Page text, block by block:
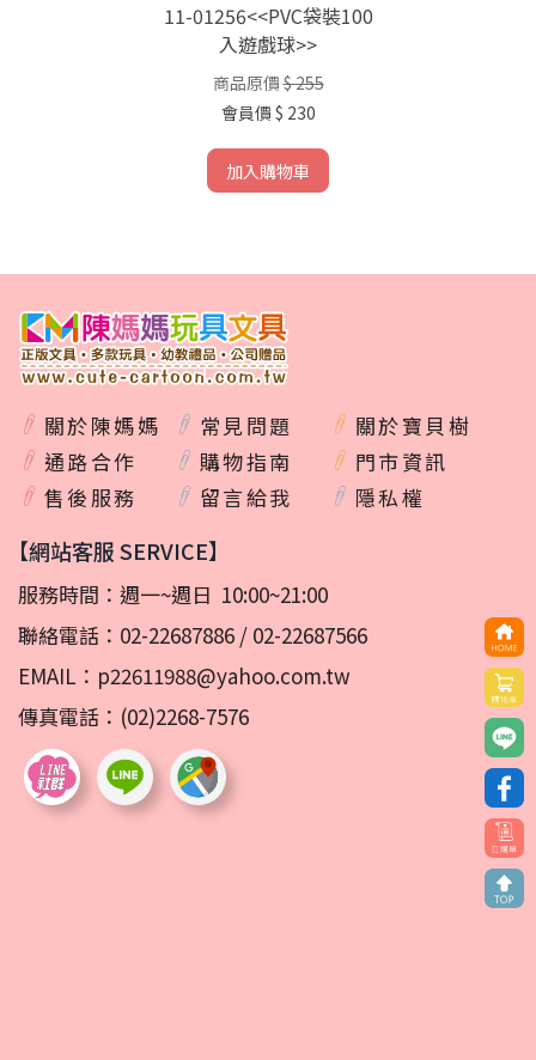
11-01256<<PVC袋裝100
入遊戲球>>
商品原價$ 255
會員價 $ 230
加入購物車
關於陳媽媽 常見問題
關於寶貝樹
通路合作
購物指南
門市資訊
售後服務
留言給我 隱私權
【網站客服 SERVICE】
服務時間：週一~週日 10:00~21:00
聯絡電話： 02-22687886 / 02-22687566
EMAIL： p22611988@yahoo.com.tw
傳真電話：(02)2268-7576